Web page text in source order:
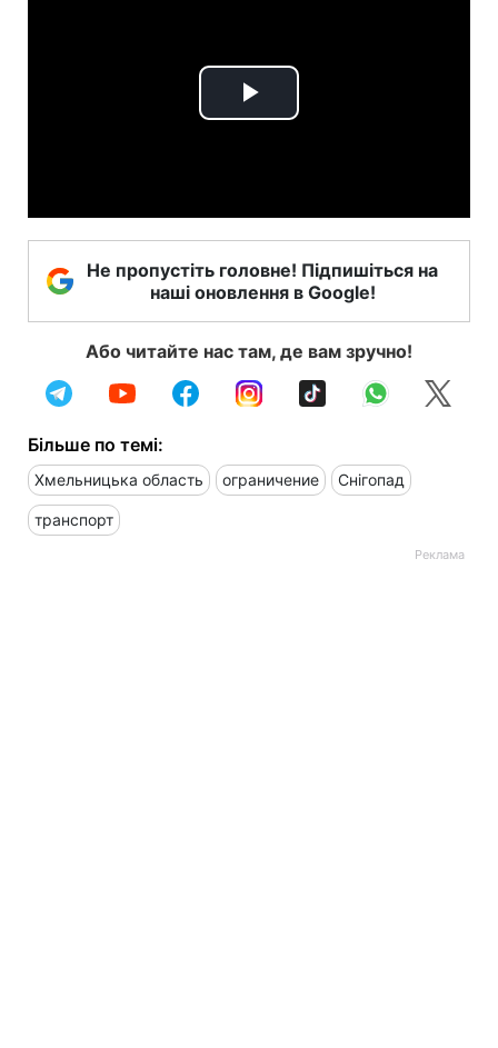
Play
Не пропустіть головне! Підпишіться на
наші оновлення в Google!
Або читайте нас там, де вам зручно!
Більше по темі:
Хмельницька область ограничение Снігопад
транспорт